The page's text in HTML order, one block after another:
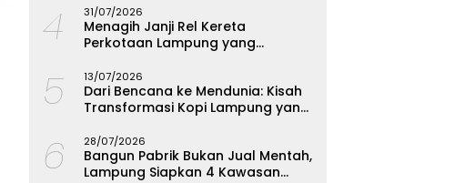
4 31/07/2026
Menagih Janji Rel Kereta
Perkotaan Lampung yang
5 13/07/2026
Dari Bencana ke Mendunia: Kisah
Transformasi Kopi Lampung yang
6 28/07/2026
Bangun Pabrik Bukan Jual Mentah,
Lampung Siapkan 4 Kawasan